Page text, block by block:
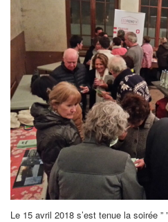
Le 15 avril 2018 s’est tenue la soirée ”